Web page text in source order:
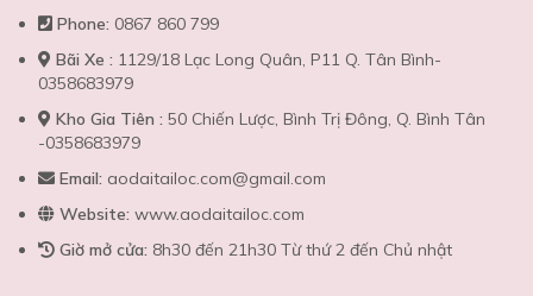
Phone: 0867 860 799
Bãi Xe : 1129/18 Lạc Long Quân, P11 Q. Tân Bình-
0358683979
Kho Gia Tiên : 50 Chiến Lược, Bình Trị Đông, Q. Bình Tân
-0358683979
Email: aodaitailoc.com@gmail.com
Website: www.aodaitailoc.com
Giờ mở cửa: 8h30 đến 21h30 Từ thứ 2 đến Chủ nhật